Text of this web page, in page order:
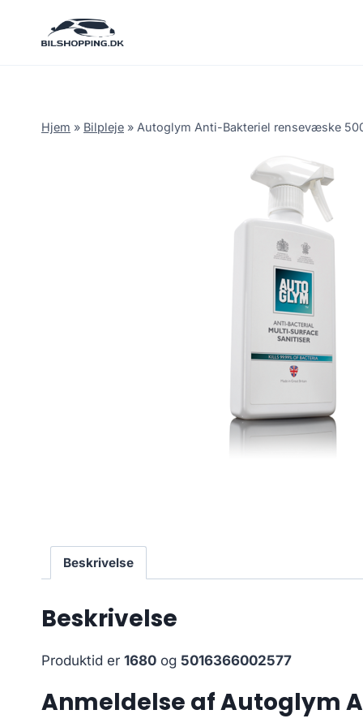
Hjem » Bilpleje » Autoglym Anti-Bakteriel rensevæske
Beskrivelse
Beskrivelse
Produktid er 1680 og 5016366002577
Anmeldelse af Autoglym